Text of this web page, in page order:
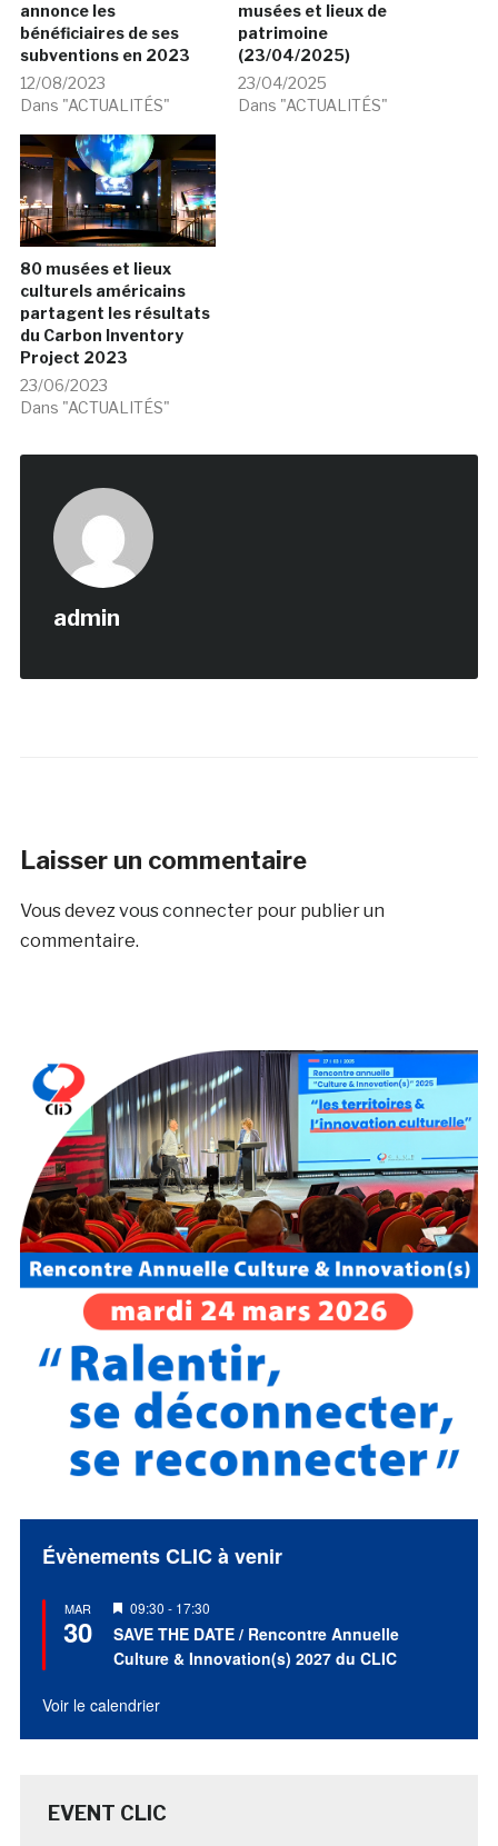
annonce les
bénéficiaires de ses
subventions en 2023
12/08/2023
Dans "ACTUALITÉS"
musées et lieux de
patrimoine
(23/04/2025)
23/04/2025
Dans "ACTUALITÉS"
80 musées et lieux
culturels américains
partagent les résultats
du Carbon Inventory
Project 2023
23/06/2023
Dans "ACTUALITÉS"
admin
Laisser un commentaire
Vous devezvous connecterpour publier un
commentaire.
Évènements CLIC à venir
MAR
30
Mis
en
avant
09:30 - 17:30
SAVE THE DATE / Rencontre Annuelle
Culture & Innovation(s) 2027 du CLIC
Voir le calendrier
EVENT CLIC